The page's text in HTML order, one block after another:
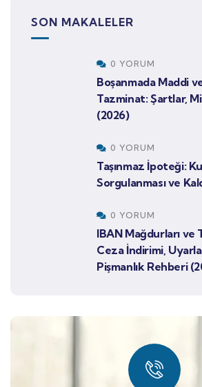
SON MAKALELER
0 YORUM
Boşanmada Maddi
Tazminat: Şartlar,
(2026)
0 YORUM
Taşınmaz İpoteği:
Sorgulanması ve
0 YORUM
IBAN Mağdurları ve
Ceza İndirimi,
Pişmanlık Rehberi